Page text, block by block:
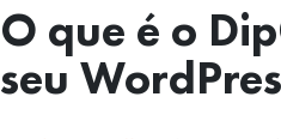
O que é o
seu